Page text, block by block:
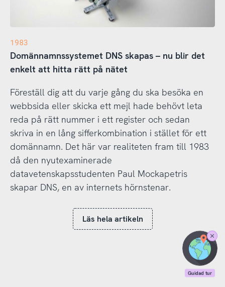
1983
Domännamnssystemet DNS skapas – nu blir det
enkelt att hitta rätt på nätet
Föreställ dig att du varje gång du ska besöka en
webbsida eller skicka ett mejl hade behövt leta
reda på rätt nummer i ett register och sedan
skriva in en lång sifferkombination i stället för ett
domännamn. Det här var realiteten fram till 1983
då den nyutexaminerade
datavetenskapsstudenten Paul Mockapetris
skapar DNS, en av internets hörnstenar.
Läs hela artikeln
Stäng
Guidad
tur